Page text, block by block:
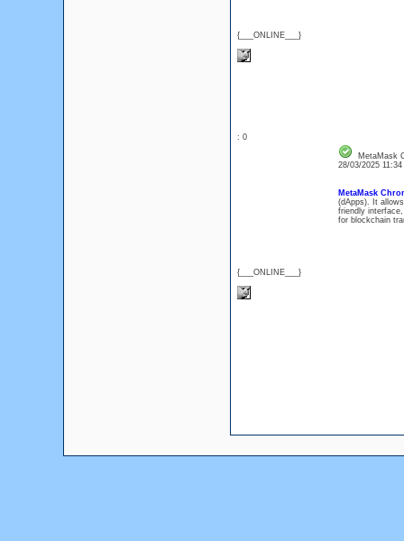
{___ONLINE___}
: 0
{___ONLINE___}
MetaMask
28/03/2025
MetaMask
(dApps). It
friendly
for blockchain